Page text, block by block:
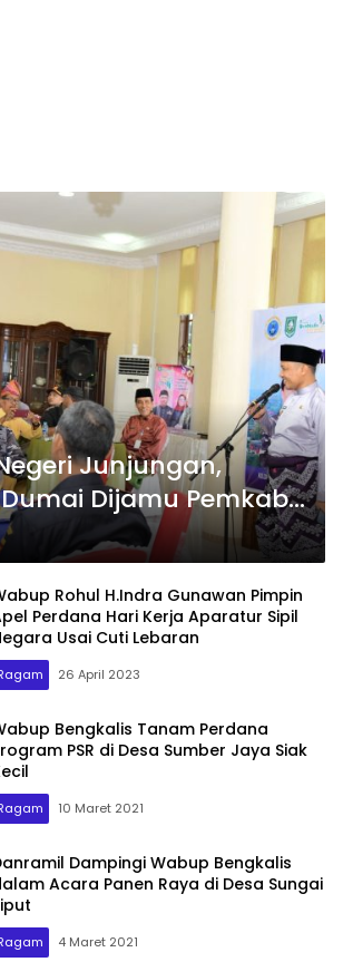
Junjungan,
Dijamu Pemkab
Rohul H.Indra Gunawan Pimpin
Perdana Hari Kerja Aparatur Sipil
Usai Cuti Lebaran
26 April 2023
Bengkalis Tanam Perdana
PSR di Desa Sumber Jaya Siak
10 Maret 2021
Dampingi Wabup Bengkalis
Acara Panen Raya di Desa Sungai
4 Maret 2021